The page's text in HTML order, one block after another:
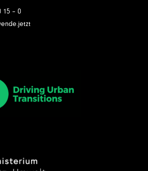
15 – 0